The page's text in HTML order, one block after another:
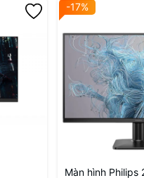
-17%
Màn hình Philips